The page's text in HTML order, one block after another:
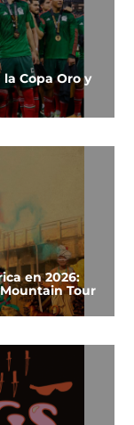
Copa Oro y
en 2026:
Tour